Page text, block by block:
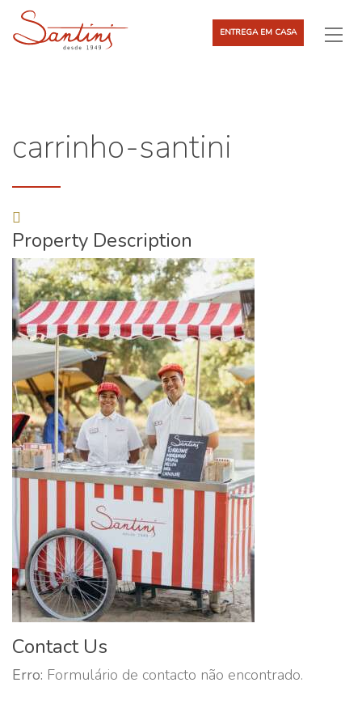
ENTREGA EM CASA
carrinho-santini
Property Description
Contact Us
Erro: Formulário de contacto não encontrado.